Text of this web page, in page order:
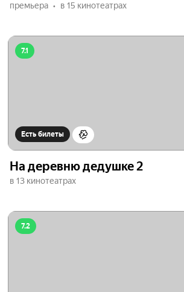
премьера в 15 кинотеатрах
7.1
Есть билеты
На деревню дедушке 2
в 13 кинотеатрах
7.2